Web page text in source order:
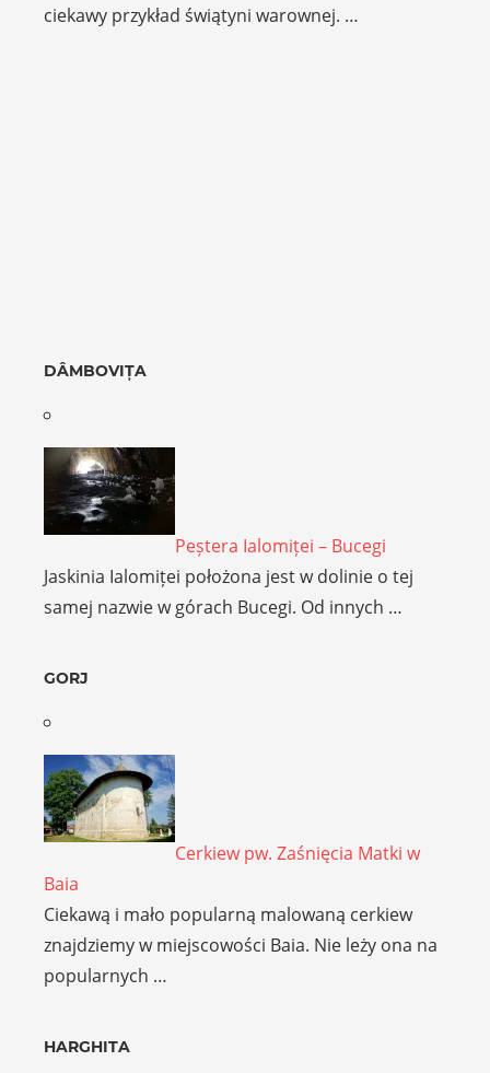
ciekawy przykład świątyni warownej. …
DÂMBOVIȚA
Peștera Ialomiței – Bucegi
Jaskinia Ialomiței położona jest w dolinie o tej
samej nazwie w górach Bucegi. Od innych …
GORJ
Cerkiew pw. Zaśnięcia Matki w
Baia
Ciekawą i mało popularną malowaną cerkiew
znajdziemy w miejscowości Baia. Nie leży ona na
popularnych …
HARGHITA